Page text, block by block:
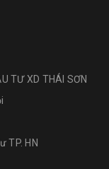
TƯ XD THÁI SƠN
TP. HN